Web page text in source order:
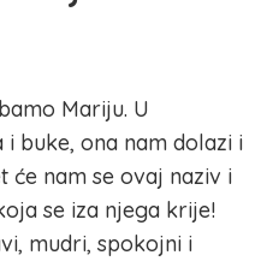
Mariju. U
buke, ona nam dolazi i
će nam se ovaj naziv i
se iza njega krije!
mudri, spokojni i